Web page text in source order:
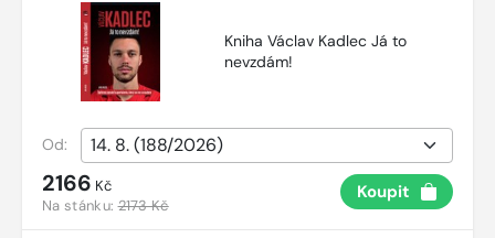
Kniha Václav Kadlec Já to
nevzdám!
Od:
2166 Kč
Na stánku:2173 Kč
Koupit